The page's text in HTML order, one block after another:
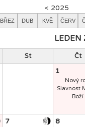
< 2025
BŘEZ DUB KVĚ ČERV
LEDEN
St Čt
1
Nový
Slavnost
Boží
7 8